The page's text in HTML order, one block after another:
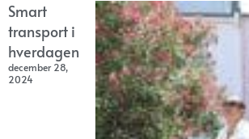
Smart
transport i
hverdagen
december 28,
2024